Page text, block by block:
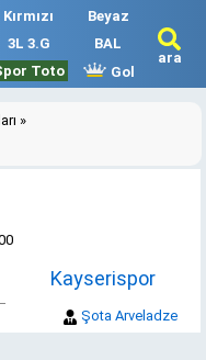
Kırmızı
Beyaz
3L 3.G
BAL
Toto Gol
ara
»
Kayserispor
Şota Arveladze